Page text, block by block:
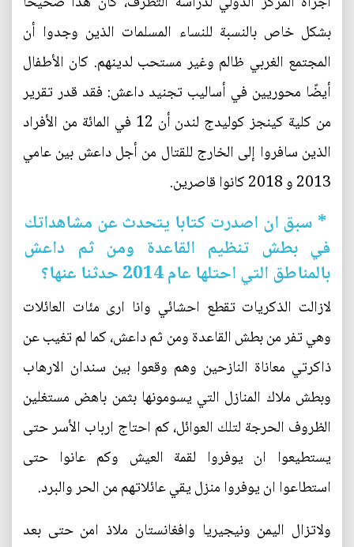
بشكل خاص بالنسبة للنساء المسلمات الذين وجدوا أن
المجتمع الغربي ظالم وغير مستحب لدينهم. كان الأطفال
أيضًا محوريين في أساليب تجنيد داعش: فقد قدر تقرير
من كلية كينجز كوليدج لندن أن 12 في المائة من الأفراد
الذين سافروا إلى الخارج للقتال من أجل داعش بين عامي
2013 و 2018 كانوا قاصرين.
* سبق ان اصدرت كتابا يتحدث عن مشاهداتك
في بطش تنظيم القاعدة ومن ثم داعش
بالمناطق التي احتلها عام 2014 حدثنا عنها؟
لازالت الذكريات تقطع احشائي وانا ارى مئات العائلات
وهي تفر من بطش القاعدة ومن ثم داعش، كما لم تغيب عن
ذاكرتي معاناة النازحين وهم وقعوا بين سندان الارهاب
وبطش ملاك المنازل التي يسومونها بثمن باهض مستغلين
الظروف الحرجة لتلك العوائل، كم احتاج ارباب الأسر حتى
يستطيعوا ان يوفروا لقمة العيش وكم عانوا حتى
استطاعوا ان يوفروا منزل يقي عائلاتهم من الحر والبرد.
ولاتزال اليمن ونيجيريا وافغانستان ملاذ امن حتى بعد